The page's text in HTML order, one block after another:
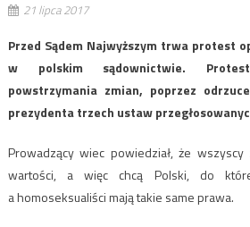
21 lipca 2017
Przed Sądem Najwyższym trwa protest
w polskim sądownictwie.
powstrzymania zmian, poprzez
prezydenta trzech ustaw
Prowadzący wiec powiedział, że
wartości, a więc chcą Polski, do
a homoseksualiści mają takie same prawa.